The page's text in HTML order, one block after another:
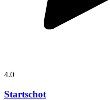
4.0
Startschot